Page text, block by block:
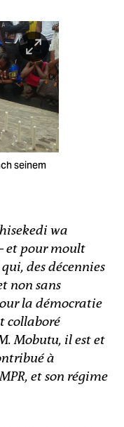
seinem
wa
et pour moult
des décennies
non sans
la démocratie
collaboré
Mobutu, il est et
à
et son régime